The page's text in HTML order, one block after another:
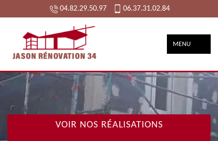
04.82.29.50.97 06.37.31.02.84
MENU
VOIR NOS RÉALISATIONS